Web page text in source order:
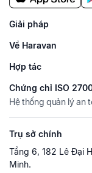
Giải pháp
Về Haravan
Hợp tác
Chứng chỉ ISO
Hệ thống quản lý an
Trụ sở chính
Tầng 6, 182 Lê Đại
Minh.